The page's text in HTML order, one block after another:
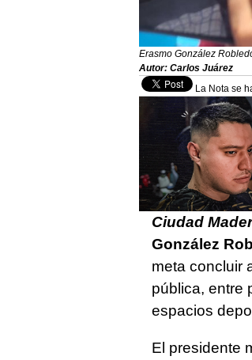
Erasmo González
Autor: Carlos Juárez
La Nota se
Ciudad
González
meta concluir
pública, entre
espacios
El presidente